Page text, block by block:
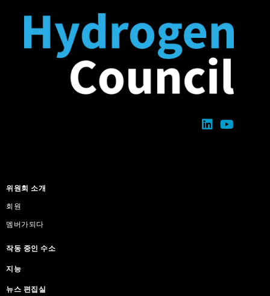
위원회 소개
회원
멤버가되다
작동 중인 수소
지능
뉴스 편집실